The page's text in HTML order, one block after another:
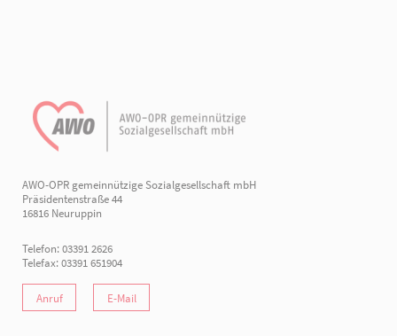
AWO-OPR gemeinnützige Sozialgesellschaft mbH
Präsidentenstraße 44
16816 Neuruppin
Telefon: 03391 2626
Telefax: 03391 651904
Anruf E-Mail